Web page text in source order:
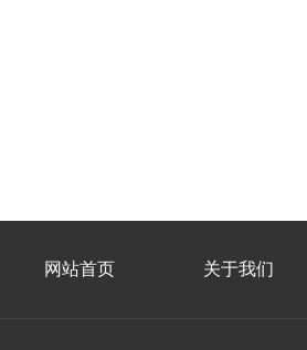
网站首页 关于我们